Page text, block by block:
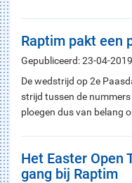
Raptim pakt een
Gepubliceerd: 23-04-2019
De wedstrijd op 2e
strijd tussen de
ploegen dus van belang
Het Easter Open
gang bij Raptim